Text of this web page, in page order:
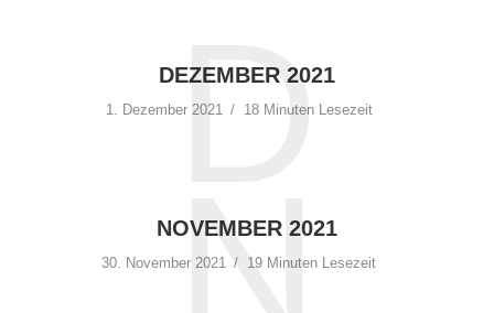
DEZEMBER 2021
1. Dezember 2021 18 Minuten Lesezeit
D
NOVEMBER 2021
30. November 2021 19 Minuten Lesezeit
N